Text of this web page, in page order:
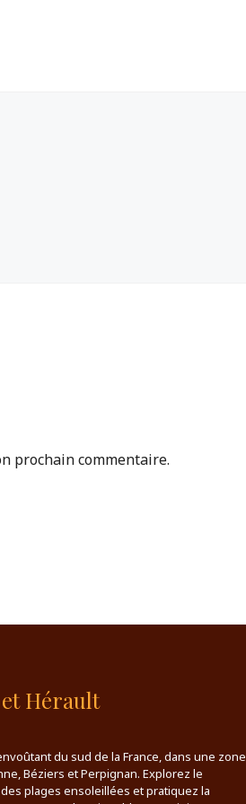
prochain commentaire.
Hérault
du sud de la France, dans une zone
Béziers et Perpignan. Explorez le
plages ensoleillées et pratiquez la